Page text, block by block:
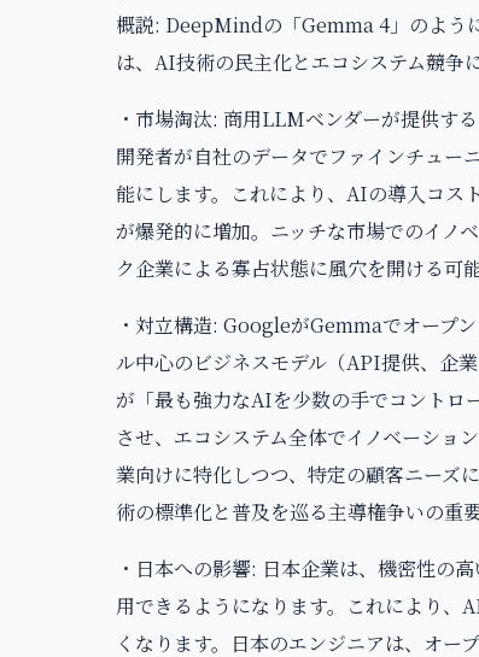
概説: DeepMindの「Gemma 4」のよう
は、AI技術の民主化とエコシステム競争
・市場淘汰: 商用LLMベンダーが提供す
開発者が自社のデータでファインチュー
能にします。これにより、AIの導入コス
が爆発的に増加。ニッチな市場でのイノ
ク企業による寡占状態に風穴を開ける可
・対立構造: GoogleがGemmaでオープ
ル中心のビジネスモデル（API提供、企
が「最も強力なAIを少数の手でコント
させ、エコシステム全体でイノベーシ
業向けに特化しつつ、特定の顧客ニーズ
術の標準化と普及を巡る主導権争いの重
・日本への影響: 日本企業は、機密性の
用できるようになります。これにより、
くなります。日本のエンジニアは、オ